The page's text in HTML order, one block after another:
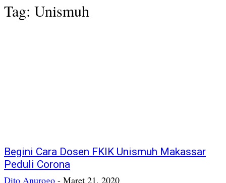
Tag: Unismuh
Begini Cara Dosen FKIK Unismuh Makassar
Peduli Corona
Dito Anurogo - Maret 21, 2020